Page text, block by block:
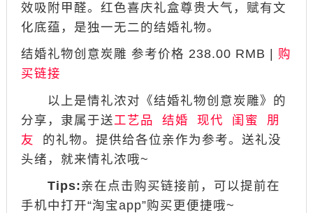
效吸附甲醛。红色喜庆礼盒尊贵大气，赋有文
化底蕴，是独一无二的结婚礼物。
结婚礼物创意炭雕 参考价格 238.00 RMB | 购
买链接
以上是情礼浓对《结婚礼物创意炭雕》的
分享，隶属于送工艺品 结婚 现代 闺蜜
朋
友 的礼物。提供给各位亲作为参考。送礼没
头绪，就来情礼浓哦~
Tips:亲在点击购买链接前，可以提前在
手机中打开“淘宝app”购买更便捷哦~